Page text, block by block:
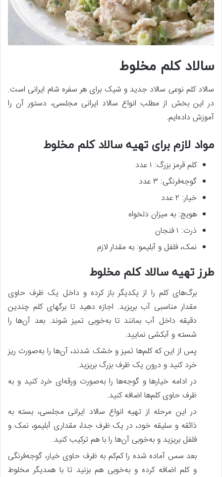
سالاد کلم مخلوط
سالاد کلم نوعی سالاد جدید و شیک برای هر سفره شام ایرانی است.
در این بخش از مطلب انواع سالاد ایرانی مجلسی، دستور آن را
آموزش داده‌ایم.
مواد لازم برای تهیه سالاد کلم مخلوط
کلم قرمز بزرگ: ۱ عدد
گوجه‌فرنگی: ۳ عدد
خیار: ۲ عدد
هویج: به میزان دلخواه
ذرت: ۱ فنجان
نمک، فلفل و آبلیمو: به مقدار لازم
طرز تهیه سالاد کلم مخلوط
برگ‌های کلم را از یکدیگر باز کرده و داخل یک ظرف حاوی
مقدار مناسبی آب بریزید. اجازه دهید تا برگهای کلم چندین
دقیقه داخل آب بمانند تا به‌خوبی تمیز شوند. بعد آن‌ها را
شسته و آبکشی نمایید.
پس از این که کلم‌ها تمیز و خشک شدند، آن‌ها را به‌صورت ریز
خرد کنید و درون یک ظرف بزرگ بریزید.
در ادامه خیار‌ها و گوجه‌ها را به‌صورت ورقه‌ای خرد کنید و به
ظرف حاوی کلم‌ها اضافه کنید.
در این مرحله از تهیه انواع سالاد ایرانی مجلسی، بسته به
ذائقه و سلیقه خود، در یک ظرف جدا، مقداری آبلیمو، نمک و
فلفل بریزید و به‌خوبی آن‌ها را با هم ترکیب کنید.
بعد سس آماده شده را کم‌کم به ظرف حاوی خیار، گوجه‌فرنگی
و کلم اضافه کرده و به‌خوبی هم بزنید تا با همدیگر مخلوط